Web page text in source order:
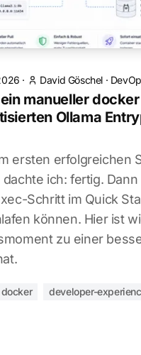
· David Göschel ·
manueller
Ollama
ersten erfolgreichen
ich: fertig.
Schritt im Quick
können. Hier ist
zu einer
docker developer-